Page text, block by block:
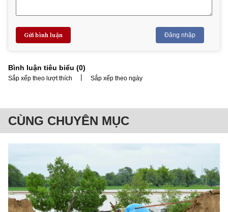
Gửi bình luận Đăng nhập
Bình luận tiêu biểu (0)
Sắp xếp theo lượt thích | Sắp xếp theo ngày
CÙNG CHUYÊN MỤC